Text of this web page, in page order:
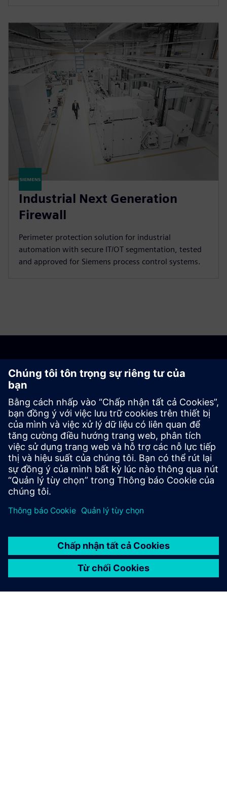
Industrial Next Generation
Firewall
Perimeter protection solution for industrial
automation with secure IT/OT segmentation, tested
and approved for Siemens process control systems.
Mua ngay